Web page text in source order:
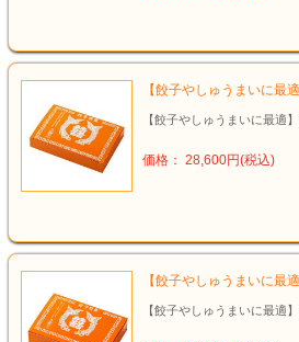
【餃子やしゅうまいに最
【餃子やしゅうまいに最適
価格： 28,600円(税込)
【餃子やしゅうまいに最
【餃子やしゅうまいに最適